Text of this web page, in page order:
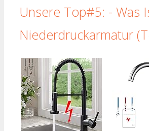
Unsere Top#5: - Was
Niederdruckarmatur